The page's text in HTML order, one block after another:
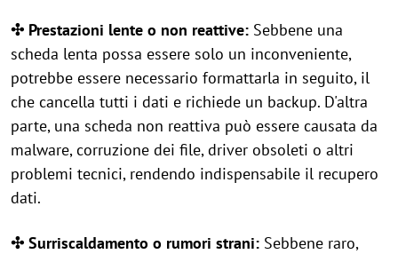
✣ Prestazioni lente o non reattive: Sebbene una
scheda lenta possa essere solo un inconveniente,
potrebbe essere necessario formattarla in seguito, il
che cancella tutti i dati e richiede un backup. D'altra
parte, una scheda non reattiva può essere causata da
malware, corruzione dei file, driver obsoleti o altri
problemi tecnici, rendendo indispensabile il recupero
dati.
✣ Surriscaldamento o rumori strani: Sebbene raro,